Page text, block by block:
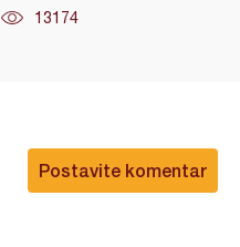
13174
Postavite komentar